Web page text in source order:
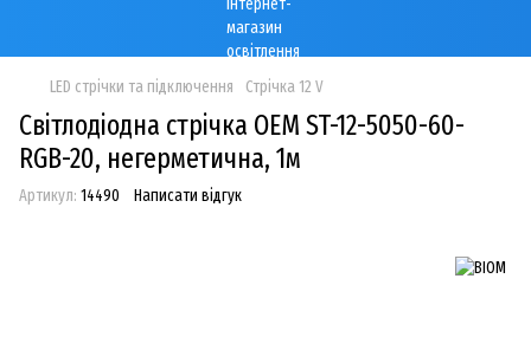
LED cтрічки та підключення Стрічка 12 V
Світлодіодна стрічка OEM ST-12-5050-60-
RGB-20, негерметична, 1м
Артикул: 14490 Написати відгук